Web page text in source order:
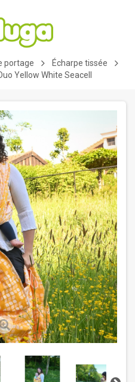
portage
Écharpe tissée
Yellow White Seacell